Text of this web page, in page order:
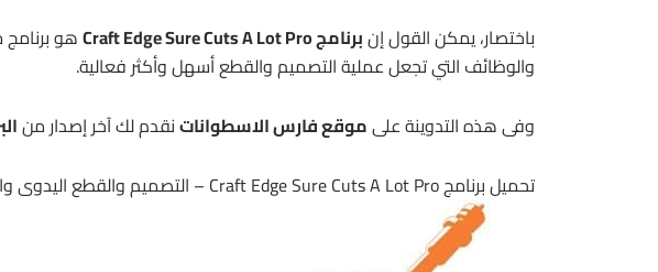
باختصار، يمكن القول إنبرنامج Craft Edge Sure Cuts A Lot Pro
هو
والوظائف التي تجعل عملية التصميم والقطع أسهل وأكثر فعالية.
وفى هذه التدوينة علىموقع فارس الاسطواناتنقدم لك آخر إصدار من
تحميل برنامج Craft Edge Sure Cuts A Lot Pro – التصميم والقطع اليدوى والإلكترونى 2026